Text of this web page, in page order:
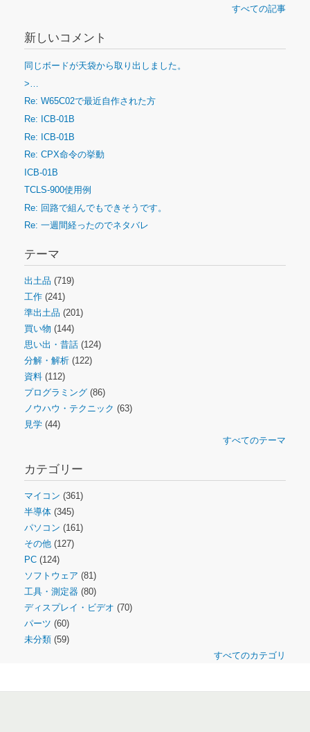
すべての記事
新しいコメント
同じボードが天袋から取り出しました。
>…
Re: W65C02で最近自作された方
Re: ICB-01B
Re: ICB-01B
Re: CPX命令の挙動
ICB-01B
TCLS-900使用例
Re: 回路で組んでもできそうです。
Re: 一週間経ったのでネタバレ
テーマ
出土品 (719)
工作 (241)
準出土品 (201)
買い物 (144)
思い出・昔話 (124)
分解・解析 (122)
資料 (112)
プログラミング (86)
ノウハウ・テクニック (63)
見学 (44)
すべてのテーマ
カテゴリー
マイコン (361)
半導体 (345)
パソコン (161)
その他 (127)
PC (124)
ソフトウェア (81)
工具・測定器 (80)
ディスプレイ・ビデオ (70)
パーツ (60)
未分類 (59)
すべてのカテゴリ